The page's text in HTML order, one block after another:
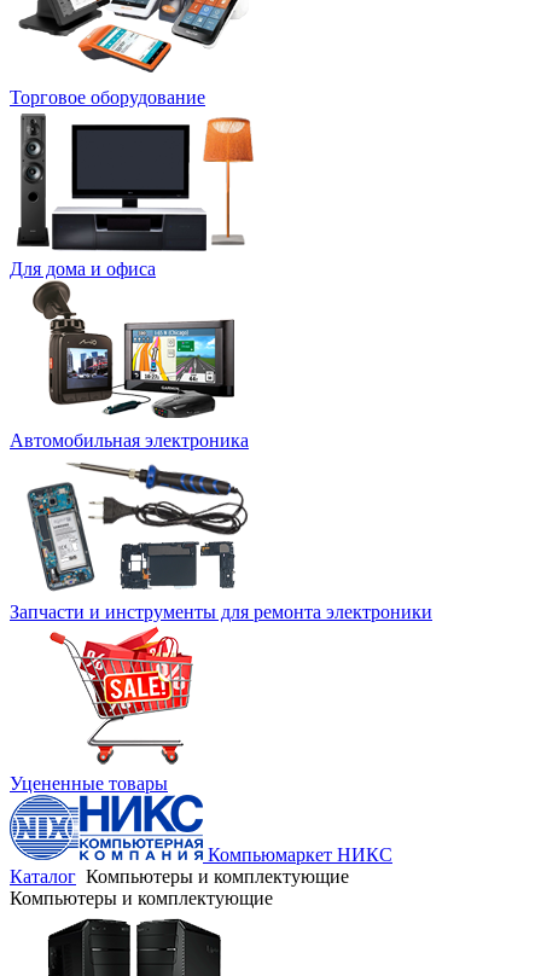
Торговое оборудование
Для дома и офиса
Автомобильная электроника
Запчасти и инструменты для ремонта электроники
Уцененные товары
Компьюмаркет НИКС
Каталог Компьютеры и комплектующие
Компьютеры и комплектующие